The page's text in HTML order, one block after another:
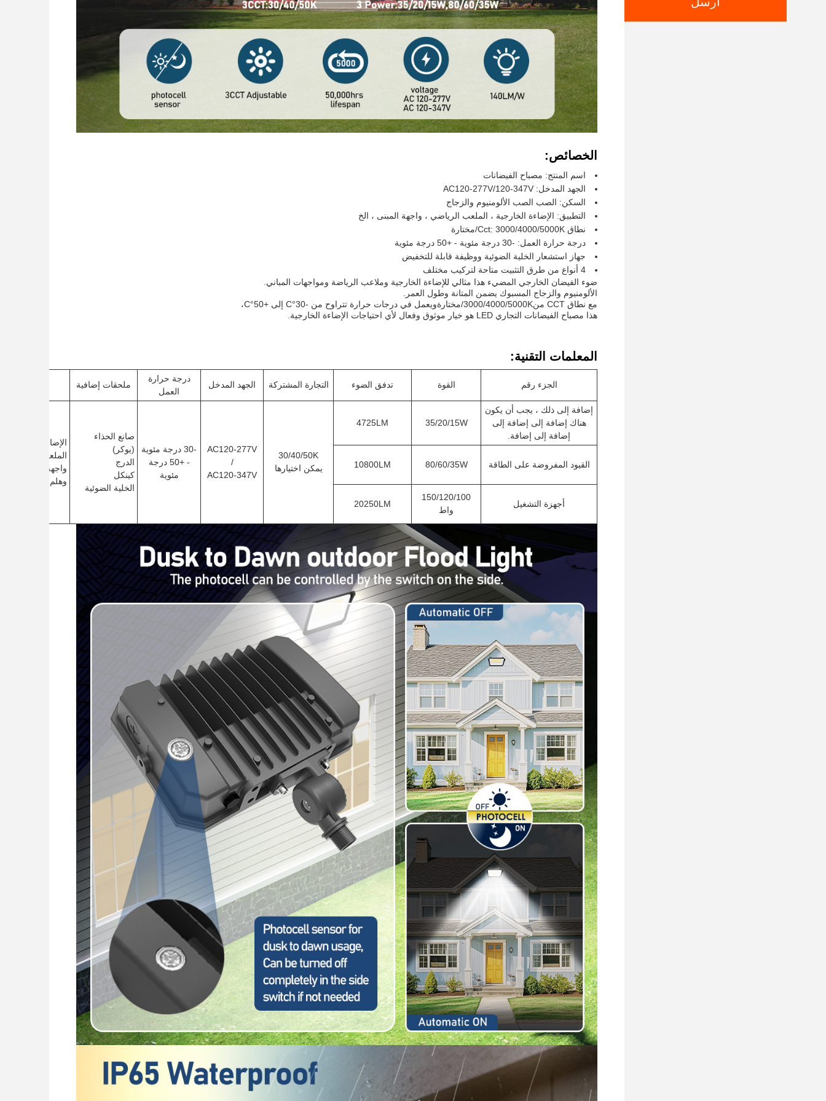
الخصائص:
اسم المنتج: مصباح الفيضانات
الجهد المدخل: AC120-277V/120-347V
السكن: الصب الصب الألومنيوم والزجاج
التطبيق: الإضاءة الخارجية ، الملعب الرياضي ، واجهة المبنى ، الخ
نطاق Cct: 3000/4000/5000K/مختارة
درجة حرارة العمل: -30 درجة مئوية - +50 درجة مئوية
جهاز استشعار الخلية الضوئية ووظيفة قابلة للتخفيض
4 أنواع من طرق التثبيت متاحة لتركيب مختلف
ضوء الفيضان الخارجي المضيء هذا مثالي للإضاءة الخارجية وملاعب الرياضة ومواجهات المباني.
الألومنيوم والزجاج المسبوك يضمن المتانة وطول العمر.
مع نطاق CCT من
3000/4000/5000K/مختارة
ويعمل في درجات حرارة تتراوح من -30°C إلى +50°C،
هذا مصباح الفيضانات التجاري LED هو خيار موثوق وفعال لأي احتياجات الإضاءة الخارجية.
المعلمات التقنية:
الجزء رقم القوة تدفق الضوء التجارة المشتركة الجهد المدخل
درجة حرارة
العمل
ملحقات إضافية
إضافة إلى ذلك ، يجب أن يكون
هناك إضافة إلى إضافة إلى
إضافة إلى إضافة.
35/20/15W
4725LM
30/40/50K
يمكن اختيارها
AC120-277V
/
AC120-347V
-30 درجة مئوية
- +50 درجة
مئوية
صانع الحذاء
(يوكر)
الدرج
كينكل
الخلية الضوئية
الإضاءة الخارجية
الملعب الرياضي
واجهة المبنى
وهلم جرا
القيود المفروضة على الطاقة 80/60/35W
10800LM
أجهزة التشغيل
150/120/100
واط
20250LM